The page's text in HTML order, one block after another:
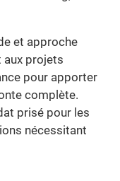
et approche
aux projets
pour apporter
complète.
prisé pour les
nécessitant